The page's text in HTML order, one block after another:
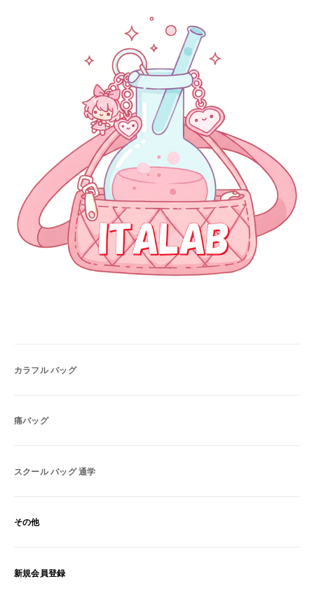
カラフル バッグ
痛バッグ
スクール バッグ 通学
その他
新規会員登録